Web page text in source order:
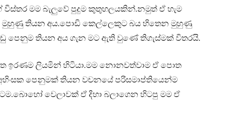
මම බැලුවේ පුදුම කුතුහලයකින්.නමුත් ඒ හැම
මුහුණු තියන අය.පොඩි කෙල්ලෙකුට බය හිතෙන මුහුණු
පෙනුම තියන අය ගැන මට ඇති වුණේ තිගැස්මක් විතරයි.
ඉරණම ලියමින් හිටියා.මම නොනවත්වාම ඒ පොත
පෙනුමක් තියන වචනයේ පරිසමාප්තියෙන්ම
වෙලාවක් ඒ දිහා බලාගෙන හිටපු මම ඒ